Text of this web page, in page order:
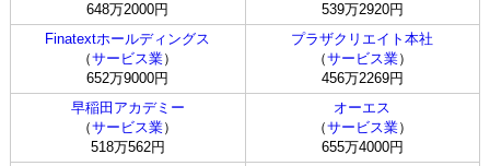
648万2000円
539万2920円
Finatextホールディングス
（サービス業）
652万9000円
プラザクリエイト本社
（サービス業）
456万2269円
早稲田アカデミー
（サービス業）
518万562円
オーエス
（サービス業）
655万4000円